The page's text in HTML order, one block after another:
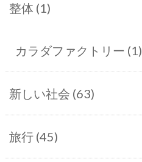
整体 (1)
カラダファクトリー (1)
新しい社会 (63)
旅行 (45)